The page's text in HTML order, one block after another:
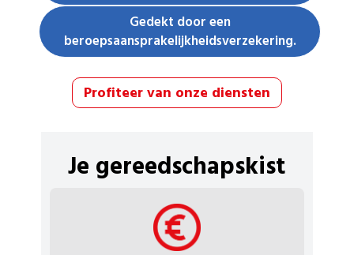
Gedekt door een
beroepsaansprakelijkheidsverzekering.
Profiteer van onze diensten
Je gereedschapskist